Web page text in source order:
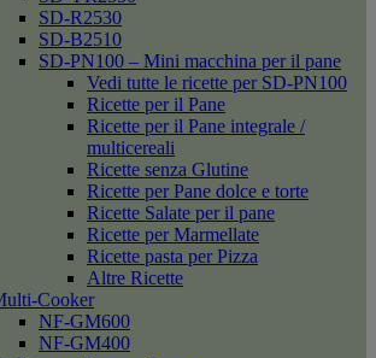
SD-R2530
SD-B2510
SD-PN100 – Mini macchina per il pane
Vedi tutte le ricette per SD-PN100
Ricette per il Pane
Ricette per il Pane integrale /
multicereali
Ricette senza Glutine
Ricette per Pane dolce e torte
Ricette Salate per il pane
Ricette per Marmellate
Ricette pasta per Pizza
Altre Ricette
Cooker
NF-GM600
NF-GM400